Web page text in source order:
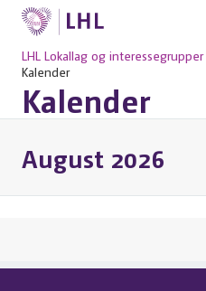
LHL Lokallag og interessegrupper
Kalender
Kalender
August 2026